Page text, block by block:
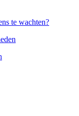
te wachten?